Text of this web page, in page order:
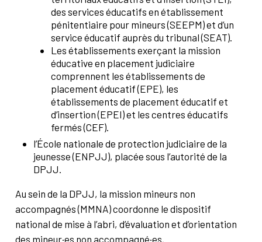
des services éducatifs en établissement
pénitentiaire pour mineurs (SEEPM) et d’un
service éducatif auprès du tribunal (SEAT).
Les établissements exerçant la mission
éducative en placement judiciaire
comprennent les établissements de
placement éducatif (EPE), les
établissements de placement éducatif et
d’insertion (EPEI) et les centres éducatifs
fermés (CEF).
l’École nationale de protection judiciaire de la
jeunesse (ENPJJ), placée sous l’autorité de la
DPJJ.
Au sein de la DPJJ, la mission mineurs non
accompagnés (MMNA) coordonne le dispositif
national de mise à l’abri, d’évaluation et d’orientation
des mineur·es non accompagné·es.